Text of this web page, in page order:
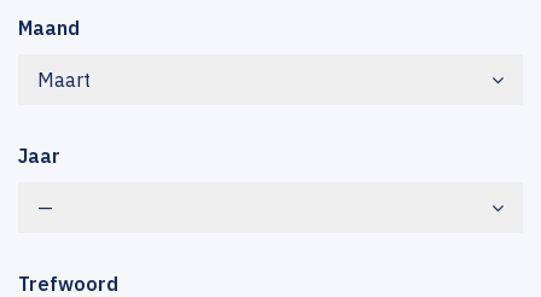
Maand
Maart
Jaar
—
Trefwoord